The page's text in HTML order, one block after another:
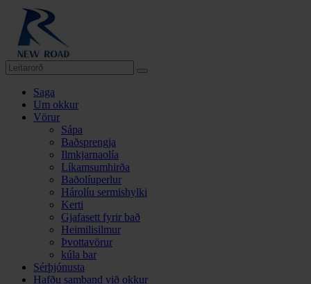
Saga
Um okkur
Vörur
Sápa
Baðsprengja
Ilmkjarnaolía
Líkamsumhirða
Baðolíuperlur
Hárolíu sermishylki
Kerti
Gjafasett fyrir bað
Heimilisilmur
Þvottavörur
kúla bar
Sérþjónusta
Hafðu samband við okkur